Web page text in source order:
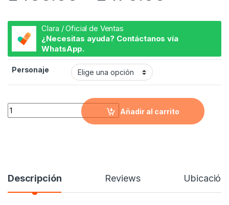
Clara / Oficial de Ventas
¿Necesitas ayuda? Contáctanos vía
WhatsApp.
Personaje
Figuras de Dragon ball Z (Funko Goku, Funko Vegeta y Majin
Añadir al carrito
Descripción Reviews Ubicación